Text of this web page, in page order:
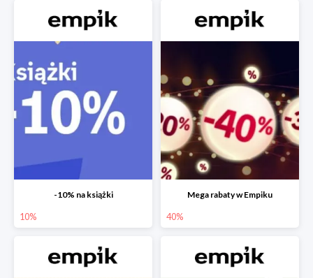
-10% na książki
10%
Mega rabaty w Empiku
40%